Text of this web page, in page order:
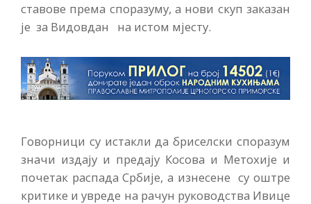
ставове према споразуму, а нови скуп заказан
је за Видовдан на истом мјесту.
Говорници су истакли да бриселски споразум
значи издају и предају Косова и Метохије и
почетак распада Србије, а изнесене су оштре
критике и увреде на рачун руководства Ивице